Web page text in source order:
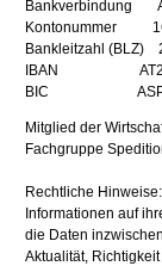
Bankverbindung
Kontonummer
Bankleitzahl (BLZ)
IBAN
BIC
Mitglied der
Fachgruppe
Rechtliche
Informationen auf
die Daten
Aktualität,